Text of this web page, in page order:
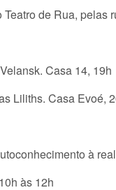
de Rua, pelas
Casa 14, 19h
Liliths. Casa Evoé,
à
às 12h